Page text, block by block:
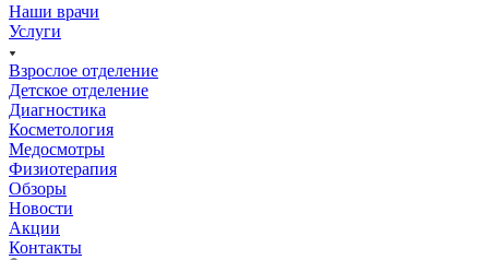
Наши врачи
Услуги
Взрослое отделение
Детское отделение
Диагностика
Косметология
Медосмотры
Физиотерапия
Обзоры
Новости
Акции
Контакты